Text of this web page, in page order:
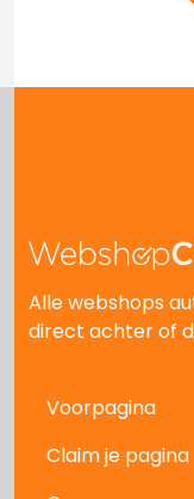
Alle webshops
direct achter of
Voorpagina
Claim je pagina